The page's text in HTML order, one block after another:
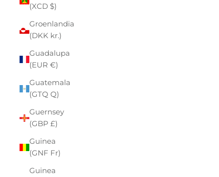
(XCD $)
Groenlandia
(DKK kr.)
Guadalupa
(EUR €)
Guatemala
(GTQ Q)
Guernsey
(GBP £)
Guinea
(GNF Fr)
Guinea